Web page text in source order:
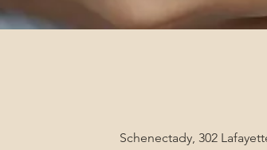
Schenectady, 302